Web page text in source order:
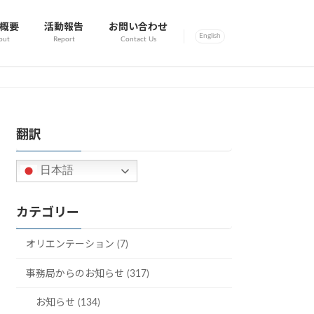
要 活動報告
Report
お問い合わせ
Contact Us English
翻訳
日本語
カテゴリー
オリエンテーション (7)
事務局からのお知らせ (317)
お知らせ (134)